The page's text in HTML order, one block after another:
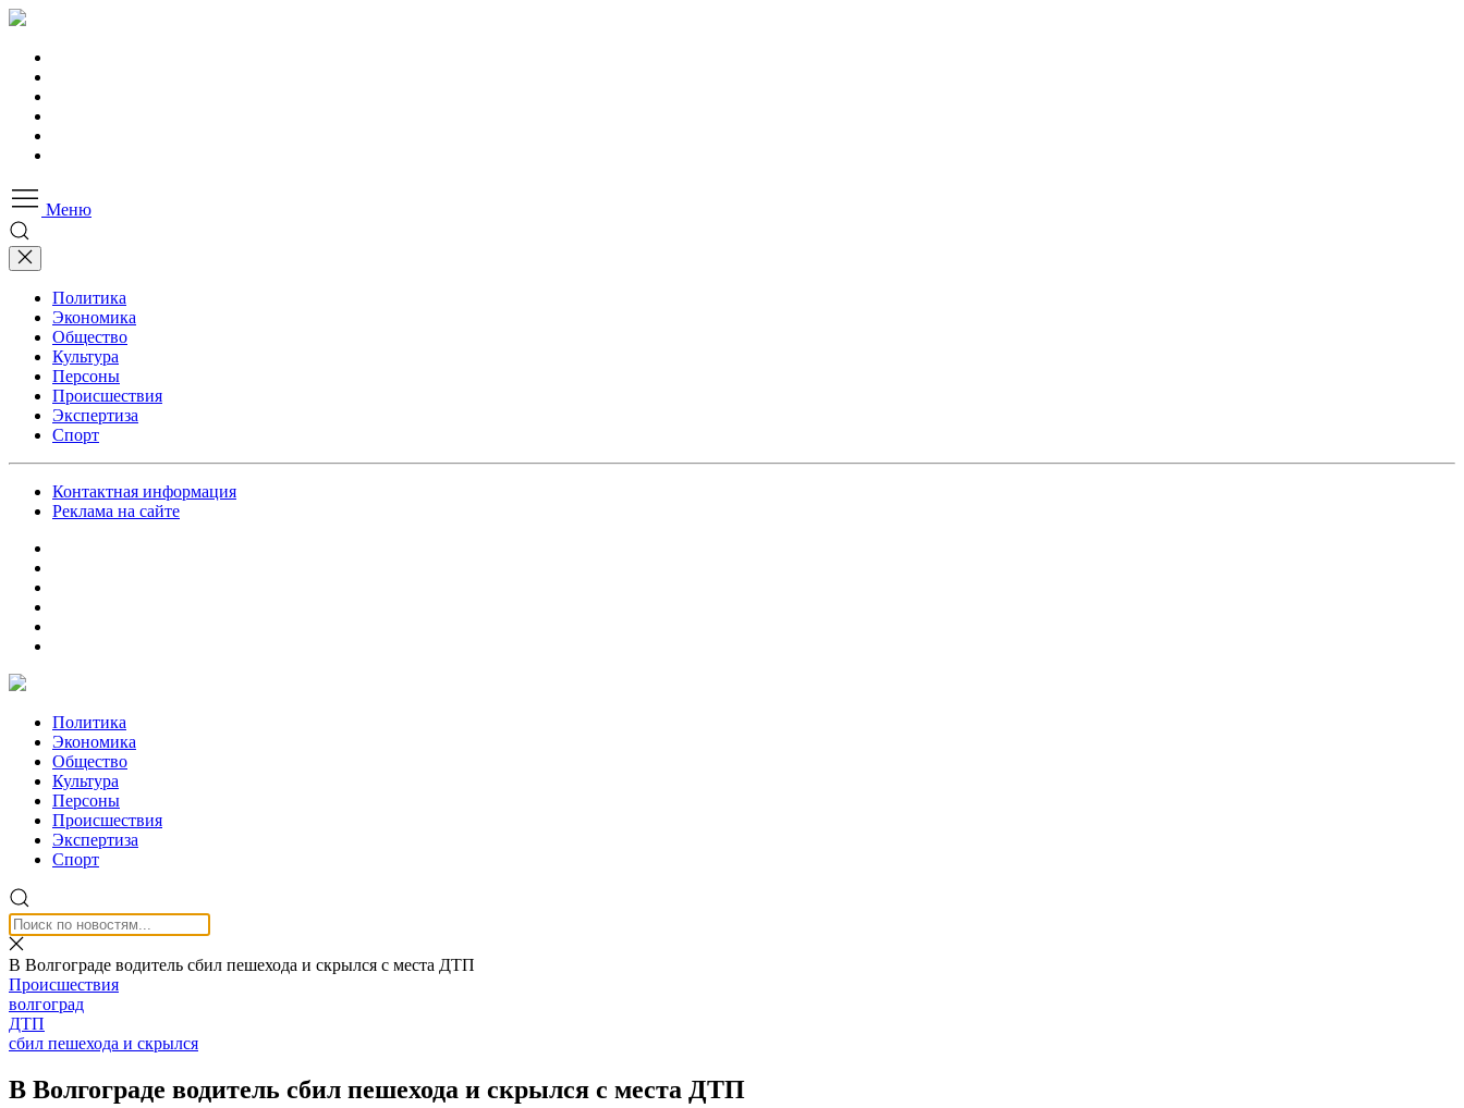
Меню
Политика
Экономика
Общество
Культура
Персоны
Происшествия
Экспертиза
Спорт
Контактная информация
Реклама на сайте
Политика
Экономика
Общество
Культура
Персоны
Происшествия
Экспертиза
Спорт
В Волгограде водитель сбил пешехода и скрылся с места ДТП
Происшествия
волгоград
ДТП
сбил пешехода и скрылся
В Волгограде водитель сбил пешехода и скрылся с места ДТП